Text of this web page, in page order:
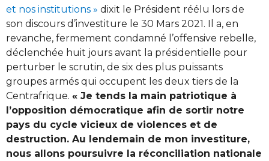
et nos institutions » dixit le Président réélu lors de
son discours d’investiture le 30 Mars 2021. Il a, en
revanche, fermement condamné l’offensive rebelle,
déclenchée huit jours avant la présidentielle pour
perturber le scrutin, de six des plus puissants
groupes armés qui occupent les deux tiers de la
Centrafrique. « Je tends la main patriotique à
l’opposition démocratique afin de sortir notre
pays du cycle vicieux de violences et de
destruction. Au lendemain de mon investiture,
nous allons poursuivre la réconciliation nationale